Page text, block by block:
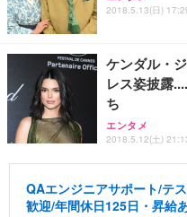
2018.5.13(日)
ケンダル・
レス姿披露
ち
エンタメ
2018.5.12(土)
QAエンジニアサポート/テ
歓迎/年間休日125日・昇給